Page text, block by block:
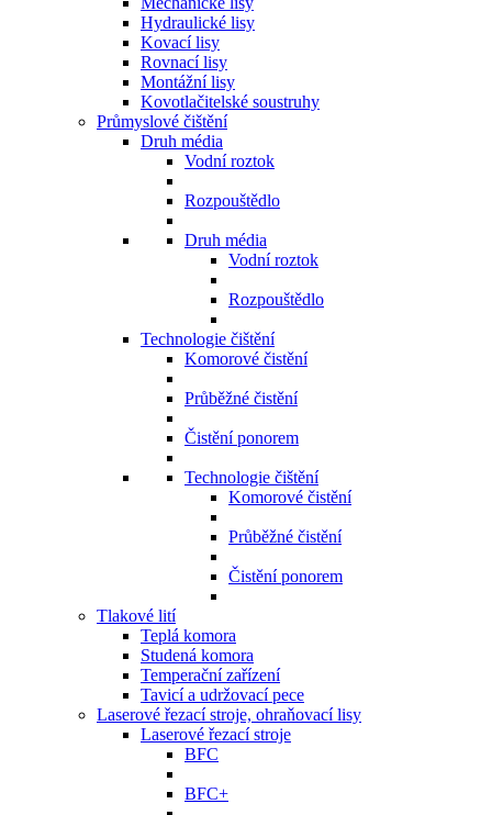
Hydraulické lisy
Kovací lisy
Rovnací lisy
Montážní lisy
Kovotlačitelské soustruhy
Průmyslové čištění
Druh média
Vodní roztok
Rozpouštědlo
Druh média
Vodní roztok
Rozpouštědlo
Technologie čištění
Komorové čistění
Průběžné čistění
Čistění ponorem
Technologie čištění
Komorové čistění
Průběžné čistění
Čistění ponorem
Tlakové lití
Teplá komora
Studená komora
Temperační zařízení
Tavicí a udržovací pece
Laserové řezací stroje, ohraňovací lisy
Laserové řezací stroje
BFC
BFC+